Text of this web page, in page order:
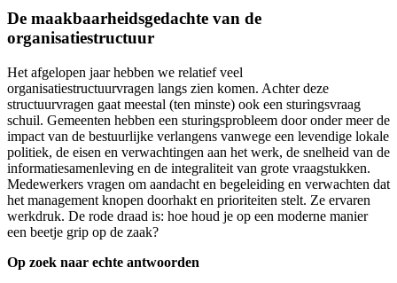
De maakbaarheidsgedachte van de
organisatiestructuur
Het afgelopen jaar hebben we relatief veel
organisatiestructuurvragen langs zien komen. Achter deze
structuurvragen gaat meestal (ten minste) ook een sturingsvraag
schuil. Gemeenten hebben een sturingsprobleem door onder meer de
impact van de bestuurlijke verlangens vanwege een levendige lokale
politiek, de eisen en verwachtingen aan het werk, de snelheid van de
informatiesamenleving en de integraliteit van grote vraagstukken.
Medewerkers vragen om aandacht en begeleiding en verwachten dat
het management knopen doorhakt en prioriteiten stelt. Ze ervaren
werkdruk. De rode draad is: hoe houd je op een moderne manier
een beetje grip op de zaak?
Op zoek naar echte antwoorden